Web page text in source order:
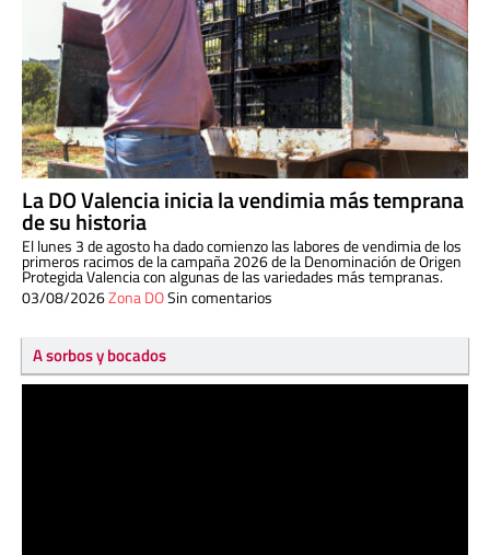
La DO Valencia inicia la vendimia más temprana
de su historia
El lunes 3 de agosto ha dado comienzo las labores de vendimia de los
primeros racimos de la campaña 2026 de la Denominación de Origen
Protegida Valencia con algunas de las variedades más tempranas.
03/08/2026Zona DOSin comentarios
A sorbos y bocados